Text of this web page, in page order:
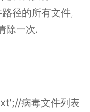
径的所有文件,
除一次.
病毒文件列表